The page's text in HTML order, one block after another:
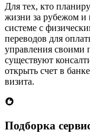
Для тех, кто
жизни за рубежом и
системе с
переводов для
управления своими
существуют
открыть счет в
визита.
Подборка